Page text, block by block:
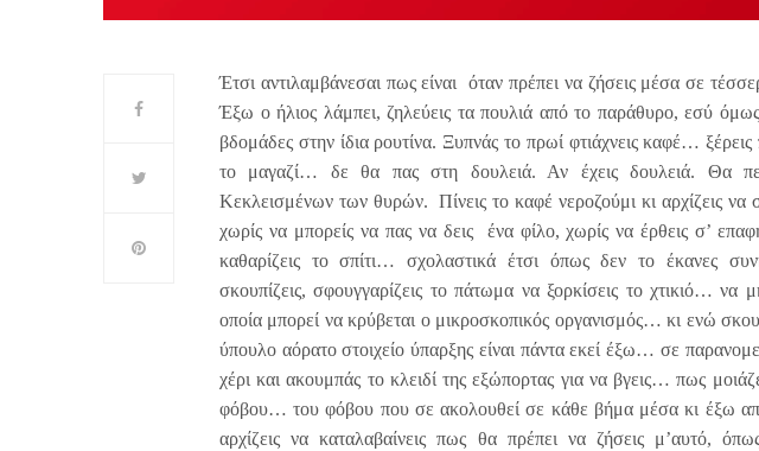
Έτσι αντιλαμβάνεσαι πως είναι όταν πρέπει να ζήσεις μέσα σε
Έξω ο ήλιος λάμπει, ζηλεύεις τα πουλιά από το παράθυρο, εσύ
βδομάδες στην ίδια ρουτίνα. Ξυπνάς το πρωί φτιάχνεις καφέ…
το μαγαζί… δε θα πας στη δουλειά. Αν έχεις δουλειά. Θα
Κεκλεισμένων των θυρών. Πίνεις το καφέ νεροζούμι κι αρχίζεις
χωρίς να μπορείς να πας να δεις ένα φίλο, χωρίς να έρθεις σ’
καθαρίζεις το σπίτι… σχολαστικά έτσι όπως δεν το έκανες
σκουπίζεις, σφουγγαρίζεις το πάτωμα να ξορκίσεις τo χτικιό… να
οποία μπορεί να κρύβεται ο μικροσκοπικός οργανισμός… κι ενώ
ύπουλο αόρατο στοιχείο ύπαρξης είναι πάντα εκεί έξω… σε
χέρι και ακουμπάς το κλειδί της εξώπορτας για να βγεις… πως
φόβου… του φόβου που σε ακολουθεί σε κάθε βήμα μέσα κι έξω
αρχίζεις να καταλαβαίνεις πως θα πρέπει να ζήσεις μ’αυτό,